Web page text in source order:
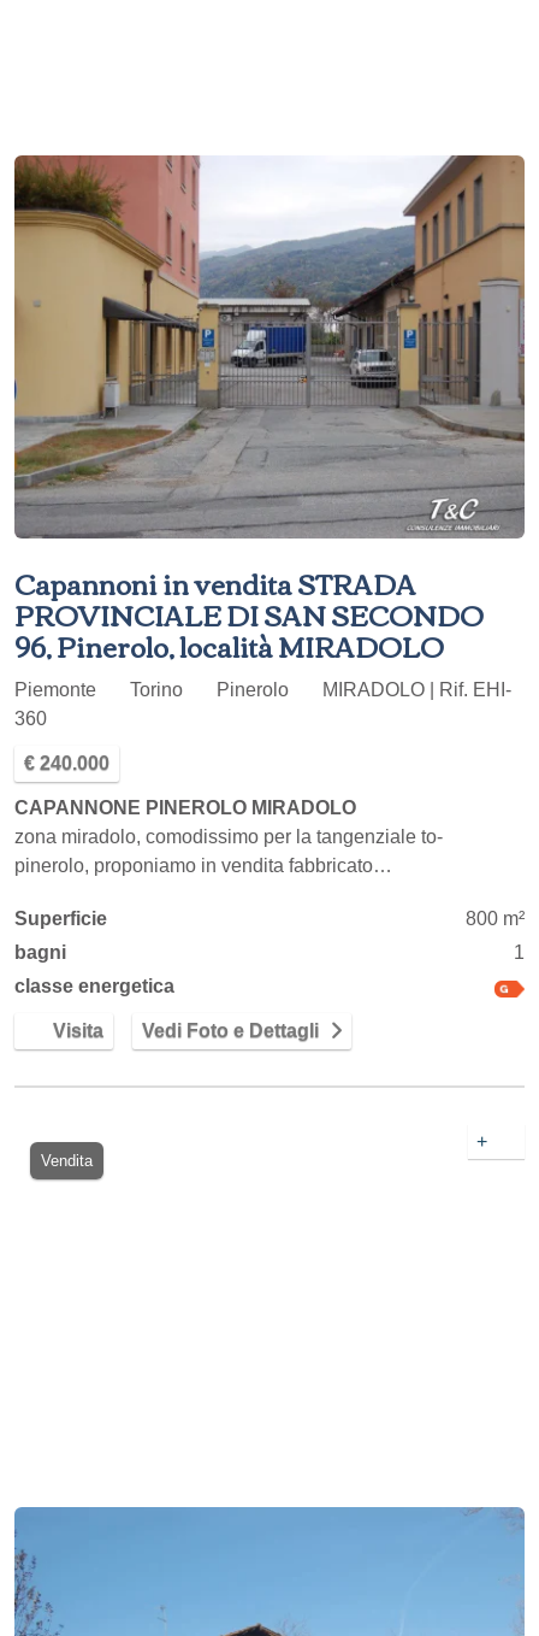
Capannoni in vendita STRADA
PROVINCIALE DI SAN SECONDO
96, Pinerolo, località MIRADOLO
Piemonte Torino Pinerolo
MIRADOLO | Rif. EHI-
360
€ 240.000
CAPANNONE PINEROLO MIRADOLO
zona miradolo, comodissimo per la tangenziale to-
pinerolo, proponiamo in vendita fabbricato…
Superficie
800 m²
bagni
1
classe energetica
Visita Vedi Foto e Dettagli
Vendita
+